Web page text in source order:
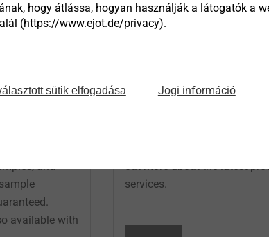
the EJOT
and
available with
out more about the latest
services.
hogy átlássa, hogyan használják a látogatók a
(https://www.ejot.de/privacy).
sütik elfogadása Jogi információ